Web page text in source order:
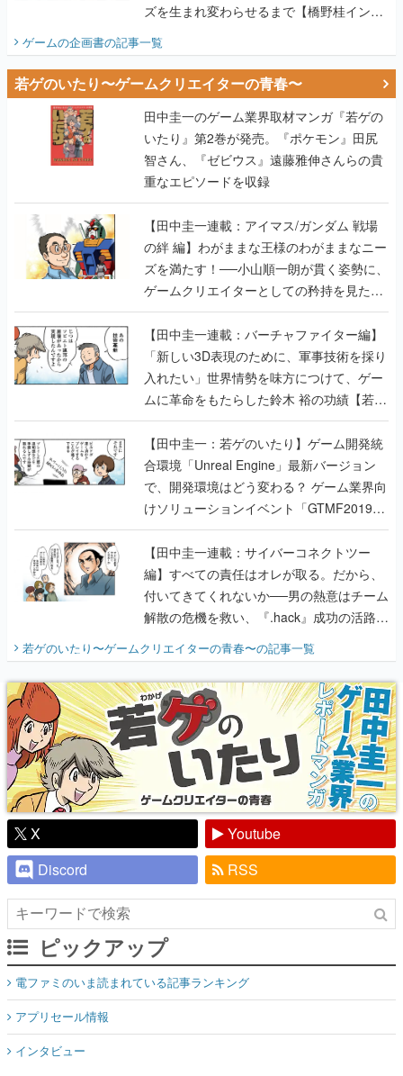
ズを生まれ変わらせるまで【橋野桂インタ
ゲームの企画書の記事一覧
若ゲのいたり〜ゲームクリエイターの青春〜
田中圭一のゲーム業界取材マンガ『若ゲの
いたり』第2巻が発売。『ポケモン』田尻
智さん、『ゼビウス』遠藤雅伸さんらの貴
重なエピソードを収録
【田中圭一連載：アイマス/ガンダム 戦場
の絆 編】わがままな王様のわがままなニー
ズを満たす！──小山順一朗が貫く姿勢に、
ゲームクリエイターとしての矜持を見た
【若ゲのいたり最終回】
【田中圭一連載：バーチャファイター編】
「新しい3D表現のために、軍事技術を採り
入れたい」世界情勢を味方につけて、ゲー
ムに革命をもたらした鈴木 裕の功績【若ゲ
のいたり】
【田中圭一：若ゲのいたり】ゲーム開発統
合環境「Unreal Engine」最新バージョン
で、開発環境はどう変わる？ ゲーム業界向
けソリューションイベント「GTMF2019」
に行って、より理解を深めよう【PR】
【田中圭一連載：サイバーコネクトツー
編】すべての責任はオレが取る。だから、
付いてきてくれないか──男の熱意はチーム
解散の危機を救い、『.hack』成功の活路を
『少年ジャンプ』色だった【若ゲのいた
り】
若ゲのいたり〜ゲームクリエイターの青春〜の記事一覧
X
Youtube
Discord
RSS
ピックアップ
電ファミのいま読まれている記事ランキング
アプリセール情報
インタビュー